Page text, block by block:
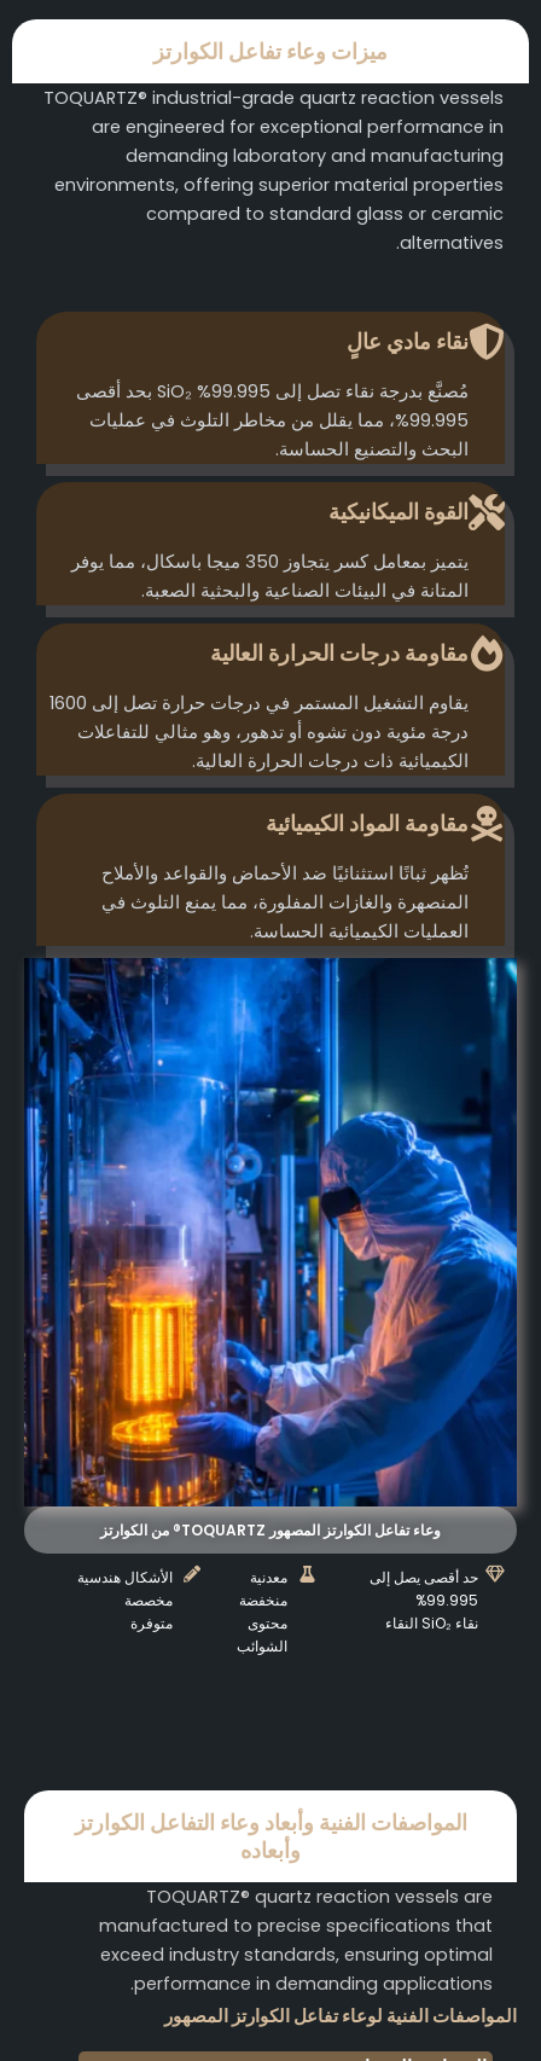
ميزات وعاء تفاعل الكوارتز
TOQUARTZ® industrial-grade quartz reaction vessels
are engineered for exceptional performance in
demanding laboratory and manufacturing
environments, offering superior material properties
compared to standard glass or ceramic
alternatives.
نقاء مادي عالٍ
مُصنَّع بدرجة نقاء تصل إلى 99.995% SiO₂ بحد أقصى
99.995%، مما يقلل من مخاطر التلوث في عمليات
البحث والتصنيع الحساسة.
القوة الميكانيكية
يتميز بمعامل كسر يتجاوز 350 ميجا باسكال، مما يوفر
المتانة في البيئات الصناعية والبحثية الصعبة.
مقاومة درجات الحرارة العالية
يقاوم التشغيل المستمر في درجات حرارة تصل إلى 1600
درجة مئوية دون تشوه أو تدهور، وهو مثالي للتفاعلات
الكيميائية ذات درجات الحرارة العالية.
مقاومة المواد الكيميائية
تُظهر ثباتًا استثنائيًا ضد الأحماض والقواعد والأملاح
المنصهرة والغازات المفلورة، مما يمنع التلوث في
العمليات الكيميائية الحساسة.
وعاء تفاعل الكوارتز المصهور TOQUARTZ® من الكوارتز
حد أقصى يصل إلى
99.995%
نقاء SiO₂ النقاء
معدنية
منخفضة
محتوى
الشوائب
الأشكال هندسية
مخصصة
متوفرة
المواصفات الفنية وأبعاد وعاء التفاعل الكوارتز
وأبعاده
TOQUARTZ® quartz reaction vessels are
manufactured to precise specifications that
exceed industry standards, ensuring optimal
performance in demanding applications.
المواصفات الفنية لوعاء تفاعل الكوارتز المصهور